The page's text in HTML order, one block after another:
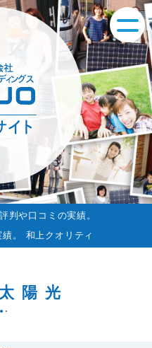
判や口コミの実績。
。 和上クオリティ
陽光